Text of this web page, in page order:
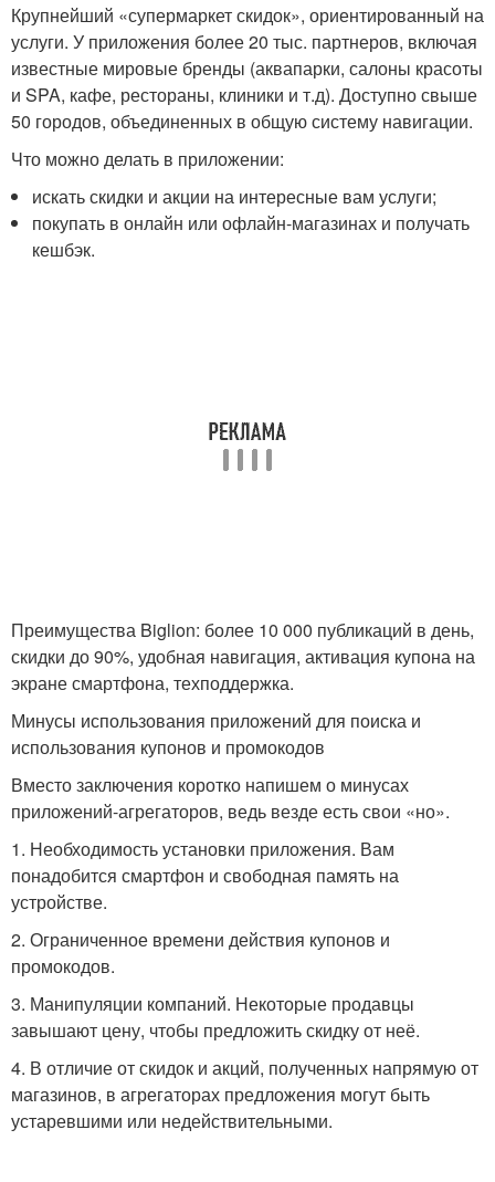
Крупнейший «супермаркет скидок», ориентированный на
услуги. У приложения более 20 тыс. партнеров, включая
известные мировые бренды (аквапарки, салоны красоты
и SPA, кафе, рестораны, клиники и т.д). Доступно свыше
50 городов, объединенных в общую систему навигации.
Что можно делать в приложении:
искать скидки и акции на интересные вам услуги;
покупать в онлайн или офлайн-магазинах и получать
кешбэк.
Преимущества Biglion: более 10 000 публикаций в день,
скидки до 90%, удобная навигация, активация купона на
экране смартфона, техподдержка.
Минусы использования приложений для поиска и
использования купонов и промокодов
Вместо заключения коротко напишем о минусах
приложений-агрегаторов, ведь везде есть свои «но».
1. Необходимость установки приложения. Вам
понадобится смартфон и свободная память на
устройстве.
2. Ограниченное времени действия купонов и
промокодов.
3. Манипуляции компаний. Некоторые продавцы
завышают цену, чтобы предложить скидку от неё.
4. В отличие от скидок и акций, полученных напрямую от
магазинов, в агрегаторах предложения могут быть
устаревшими или недействительными.